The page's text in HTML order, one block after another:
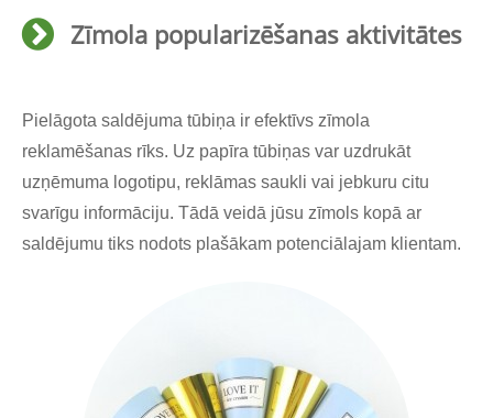
Zīmola popularizēšanas aktivitātes
Pielāgota saldējuma tūbiņa ir efektīvs zīmola
reklamēšanas rīks. Uz papīra tūbiņas var uzdrukāt
uzņēmuma logotipu, reklāmas saukli vai jebkuru citu
svarīgu informāciju. Tādā veidā jūsu zīmols kopā ar
saldējumu tiks nodots plašākam potenciālajam klientam.